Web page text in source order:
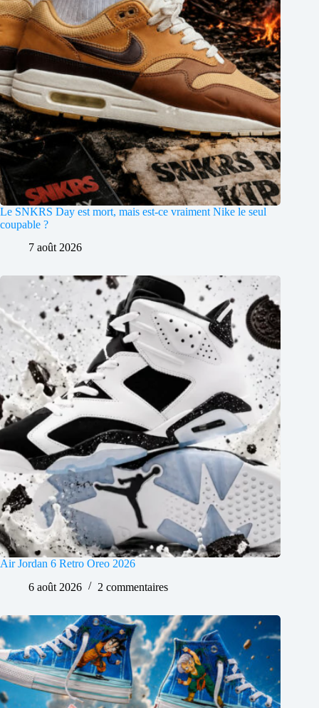
Le SNKRS Day est mort, mais est-ce vraiment Nike le seul
coupable ?
7 août 2026
Air Jordan 6 Retro Oreo 2026
6 août 2026
2 commentaires